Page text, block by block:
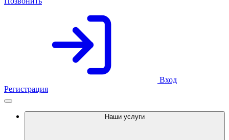
Вход
Регистрация
Наши услуги